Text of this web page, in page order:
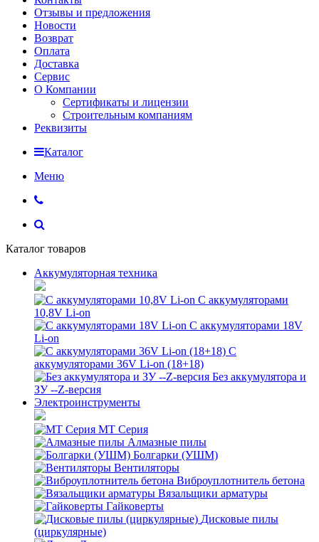
Отзывы и предложения
Новости
Возврат
Оплата
Доставка
Сервис
О Компании
Сертификаты и лицензии
Строительным компаниям
Реквизиты
Каталог
Меню
Каталог товаров
Аккумуляторная техника
С аккумуляторами
10,8V Li-on
С аккумуляторами 18V
Li-on
С
аккумуляторами 36V Li-on (18+18)
Без аккумулятора и
ЗУ --Z-версия
Электроинструменты
MT Серия
Алмазные пилы
Болгарки (УШМ)
Вентиляторы
Виброуплотнитель бетона
Вязальщики арматуры
Гайковерты
Дисковые пилы
(циркулярные)